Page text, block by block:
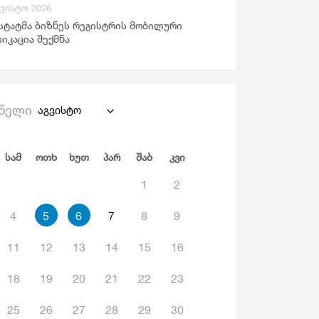
Და Სოციალური Უზრუნველყოფა
2026
ბიზნეს რეგისტრის მობილური
შექმნა
აგვისტო
Სამ Ოთხ Ხუთ Პარ Შაბ Კვი
1 2
4 5 6 7 8 9
11 12 13 14 15 16
18 19 20 21 22 23
25 26 27 28 29 30